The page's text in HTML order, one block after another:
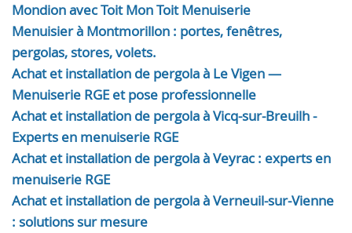
Mondion avec Toit Mon Toit Menuiserie
Menuisier à Montmorillon : portes, fenêtres,
pergolas, stores, volets.
Achat et installation de pergola à Le Vigen —
Menuiserie RGE et pose professionnelle
Achat et installation de pergola à Vicq-sur-Breuilh -
Experts en menuiserie RGE
Achat et installation de pergola à Veyrac : experts en
menuiserie RGE
Achat et installation de pergola à Verneuil-sur-Vienne
: solutions sur mesure